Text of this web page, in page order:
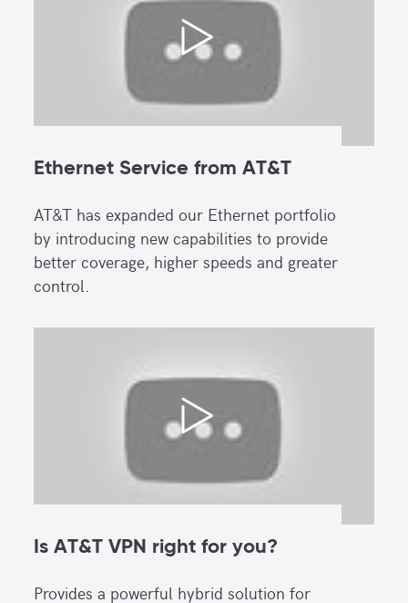
Ethernet Service from AT&T
AT&T has expanded our Ethernet portfolio
by introducing new capabilities to provide
better coverage, higher speeds and greater
control.
Is AT&T VPN right for you?
Provides a powerful hybrid solution for